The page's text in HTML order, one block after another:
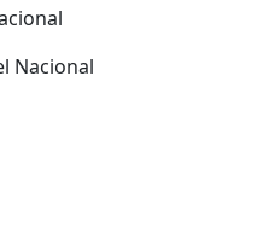
Nacional